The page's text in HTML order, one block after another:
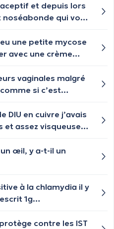
et depuis lors
qui vont
malade que faire ?
avec une crème
partenaire je
c’est très
vaginales malgré
si c’est
des crèmes en
si c’est efficace ?
DIU en cuivre j’avais
et assez visqueuses
et les pertes ont
de visqueux, est ce
que j’ai ces pertes ?
œil, y a-t-il un
à la chlamydia il y
1g
(au bout de 6j et
contre les IST